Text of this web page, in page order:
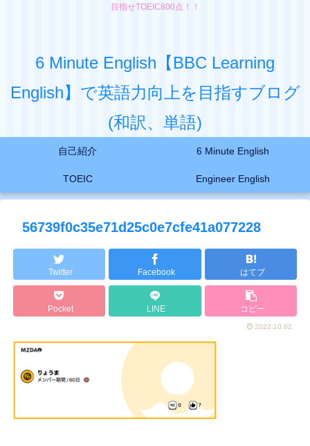
目指せTOEIC800点！！
6 Minute English【BBC Learning
English】で英語力向上を目指すブログ
(和訳、単語)
自己紹介 6 Minute English
TOEIC Engineer English
56739f0c35e71d25c0e7cfe41a077228
Twitter Facebook はてブ
Pocket LINE コピー
2022.10.02